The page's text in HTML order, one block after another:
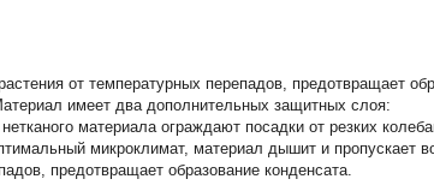
от температурных перепадов, предотвращает
имеет два дополнительных защитных слоя:
материала ограждают посадки от резких
микроклимат, материал дышит и пропускает
предотвращает образование конденсата.